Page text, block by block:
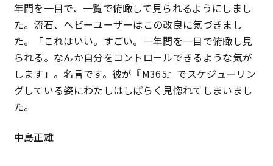
年間を一目で、一覧で俯瞰して見られるようにしまし
た。流石、ヘビーユーザーはこの改良に気づきまし
た。「これはいい。すごい。一年間を一目で俯瞰し見
られる。なんか自分をコントロールできるような気が
します」。名言です。彼が『M365』でスケジューリン
グしている姿にわたしはしばらく見惚れてしまいまし
た。
中島正雄